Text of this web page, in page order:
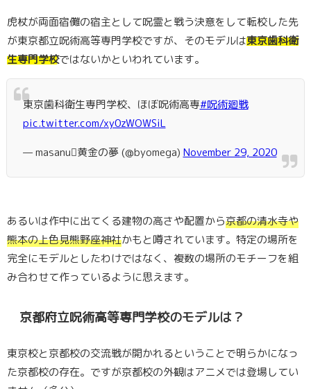
虎杖が両面宿儺の宿主として呪霊と戦う決意をして転校した先
が東京都立呪術高等専門学校ですが、そのモデルは東京歯科衛
生専門学校ではないかといわれています。
東京歯科衛生専門学校、ほぼ呪術高専#呪術廻戦
pic.twitter.com/xy0zWOWSiL
— masanu黄金の夢 (@byomega) November 29, 2020
あるいは作中に出てくる建物の高さや配置から京都の清水寺や
熊本の上色見熊野座神社かもと噂されています。特定の場所を
完全にモデルとしたわけではなく、複数の場所のモチーフを組
み合わせて作っているように思えます。
京都府立呪術高等専門学校のモデルは？
東京校と京都校の交流戦が開かれるということで明らかになっ
た京都校の存在。ですが京都校の外観はアニメでは登場してい